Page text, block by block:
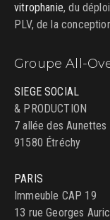
vitrophanie, du
PLV, de la
Groupe All-
SIEGE SOCIAL
& PRODUCTION
7 allée des Aunettes
91580 Étréchy
PARIS
Immeuble CAP 19
13 rue Georges Auric